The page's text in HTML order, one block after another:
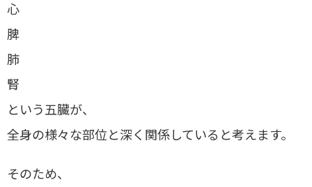
心
脾
肺
腎
という五臓が、
全身の様々な部位と深く関係していると考えます。
そのため、